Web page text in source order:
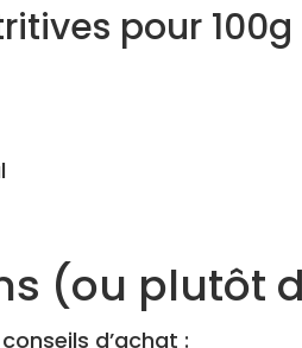
pour 100g
(ou plutôt
d’achat :